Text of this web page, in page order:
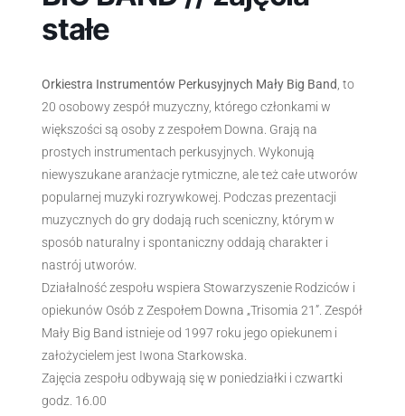
stałe
Orkiestra Instrumentów Perkusyjnych Mały Big Band , to
20 osobowy zespół muzyczny, którego członkami w
większości są osoby z zespołem Downa. Grają na
prostych instrumentach perkusyjnych. Wykonują
niewyszukane aranżacje rytmiczne, ale też całe utworów
popularnej muzyki rozrywkowej. Podczas prezentacji
muzycznych do gry dodają ruch sceniczny, którym w
sposób naturalny i spontaniczny oddają charakter i
nastrój utworów.
Działalność zespołu wspiera Stowarzyszenie Rodziców i
opiekunów Osób z Zespołem Downa „Trisomia 21”. Zespół
Mały Big Band istnieje od 1997 roku jego opiekunem i
założycielem jest Iwona Starkowska.
Zajęcia zespołu odbywają się w poniedziałki i czwartki
godz. 16.00